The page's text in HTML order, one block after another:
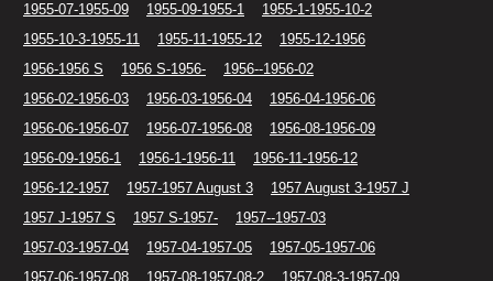
1955-07-1955-09
1955-09-1955-1
1955-1-1955-10-2
1955-10-3-1955-11
1955-11-1955-12
1955-12-1956
1956-1956 S
1956 S-1956-
1956--1956-02
1956-02-1956-03
1956-03-1956-04
1956-04-1956-06
1956-06-1956-07
1956-07-1956-08
1956-08-1956-09
1956-09-1956-1
1956-1-1956-11
1956-11-1956-12
1956-12-1957
1957-1957 August 3
1957 August 3-1957 J
1957 J-1957 S
1957 S-1957-
1957--1957-03
1957-03-1957-04
1957-04-1957-05
1957-05-1957-06
1957-06-1957-08
1957-08-1957-08-2
1957-08-3-1957-09